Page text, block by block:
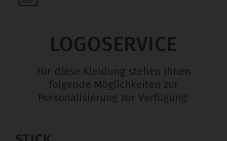
LOGOSERVICE
Für diese Kleidung stehen Ihnen
folgende Möglichkeiten zur
Personalisierung zur Verfügung: